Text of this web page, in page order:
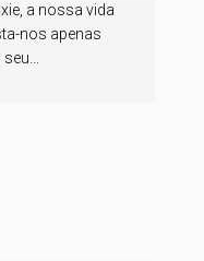
a nossa vida
nos apenas